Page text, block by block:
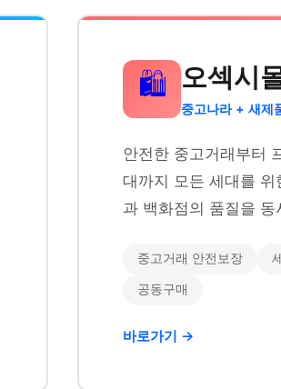
🛍️ 오섹시
중고나라 + 새제
안전한 중고거래부터
대까지 모든 세대를
과 백화점의 품질을
중고거래 안전보장
공동구매
바로가기 →